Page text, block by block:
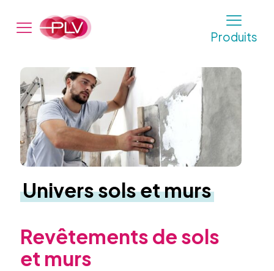
Produits
Univers sols et murs
Revêtements de sols
et murs